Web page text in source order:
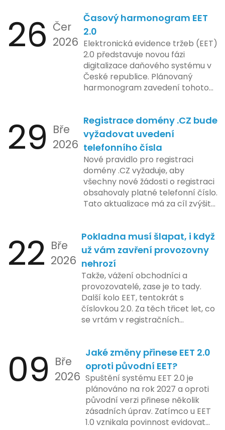
podniky s náročnými účetními
procesy.
26 Čer
2026
Časový harmonogram EET
2.0
Elektronická evidence tržeb (EET)
2.0 představuje novou fázi
digitalizace daňového systému v
České republice. Plánovaný
harmonogram zavedení tohoto
zahrnuje přípravu technické
platformy a legislativních změn,
které by měly být předloženy do
konce tohoto roku. Očekává se,
že tato fáze umožní adaptaci
systémů a rozšíření podpory pro
podnikatele, přičemž všechny
potřebné technologie by měly
být dostupné k testování v rámci
plánovaná na první pololetí
následujícího roku, je zaměřena
na školení a edukaci uživatelů,
včetně přípravy materiálů a
školení pro zaměstnavatele a
účetní firmy. V této fázi dojde
také k oficiálnímu spuštění
systému pro vybrané segmenty
podnikání. Třetí a konečná fáze
integraci systému EET 2.0 do
praxe, s povinností prodejců
zapojit se do nového systému,
včetně zvýšeného dohledu nad
dodržováním pravidel.
29 Bře
2026
Registrace domény .CZ bude
vyžadovat uvedení
telefonního čísla
Nové pravidlo pro registraci
domény .CZ vyžaduje, aby
všechny nové žádosti o registraci
obsahovaly platné telefonní číslo.
Tato aktualizace má za cíl zvýšit
České republice. Povinnost uvést
telefonní číslo se týká všech
nově registrovaných domén, a
také může ovlivnit stávající
majitele domén při aktualizaci
jejich údajů.
22 Bře
2026
Pokladna musí šlapat, i když
už vám zavření provozovny
nehrozí
Takže, vážení obchodníci a
provozovatelé, zase je to tady.
Další kolo EET, tentokrát s
číslovkou 2.0. Za těch třicet let, co
se vrtám v registračních
pokladen, co se občas zasekly, až
po ty nejmodernější dotykové
systémy, co umí pomalu i kafe
uvařit. A jedno vím jistě: legislativa
se mění, ale základní pravidlo
zůstává – pokladna musí šlapat
jako hodinky. Jinak jsou problémy.
09 Bře
2026
Jaké změny přinese EET 2.0
oproti původní EET?
Spuštění systému EET 2.0 je
plánováno na rok 2027 a oproti
původní verzi přinese několik
zásadních úprav. Zatímco u EET
1.0 vznikala povinnost evidovat